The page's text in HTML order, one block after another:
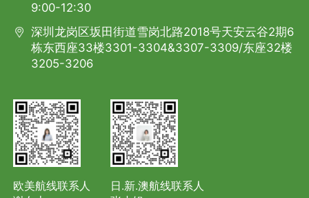
9:00-12:30
深圳龙岗区坂田街道雪岗北路2018号天安云谷2期6
栋东西座33楼3301-3304&3307-3309/东座32楼
3205-3206
欧美航线联系人
日.新.澳航线联系人